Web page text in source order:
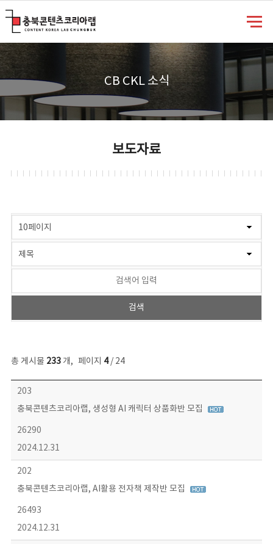
CB CKL 소식
보도자료
총 게시물 233개, 페이지 4/ 24
보도자료 목록 - 번호, 제목, 작성자, 파일, 조회수, 작성일 정보 제공
203
충북콘텐츠코리아랩, 생성형 AI 캐릭터 상품화반 모집
26290
2024.12.31
202
충북콘텐츠코리아랩, AI활용 전자책 제작반 모집
26493
2024.12.31